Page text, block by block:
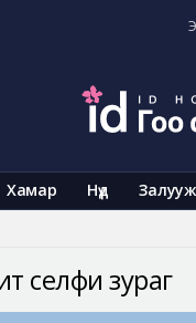
Хамар Нүд
селфи зураг